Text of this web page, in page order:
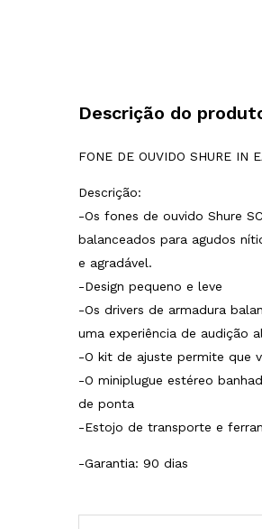
Descrição do
FONE DE OUVIDO SHURE IN
Descrição:
-Os fones de ouvido Shure
balanceados para agudos
e agradável.
-Design pequeno e leve
-Os drivers de armadura
uma experiência de audição
-O kit de ajuste permite que
-O miniplugue estéreo
de ponta
-Estojo de transporte e
-Garantia: 90 dias